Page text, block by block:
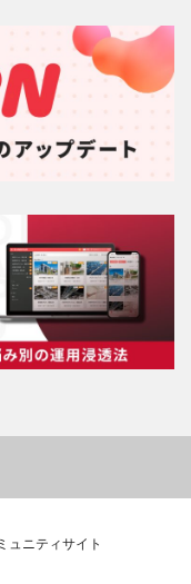
ュニティサイト